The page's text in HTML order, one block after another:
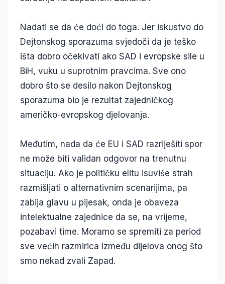
Nadati se da će doći do toga. Jer iskustvo do
Dejtonskog sporazuma svjedoči da je teško
išta dobro očekivati ako SAD i evropske sile u
BiH, vuku u suprotnim pravcima. Sve ono
dobro što se desilo nakon Dejtonskog
sporazuma bio je rezultat zajedničkog
američko-evropskog djelovanja.
Međutim, nada da će EU i SAD razriješiti spor
ne može biti validan odgovor na trenutnu
situaciju. Ako je političku elitu isuviše strah
razmišljati o alternativnim scenarijima, pa
zabija glavu u pijesak, onda je obaveza
intelektualne zajednice da se, na vrijeme,
pozabavi time. Moramo se spremiti za period
sve većih razmirica između dijelova onog što
smo nekad zvali Zapad.